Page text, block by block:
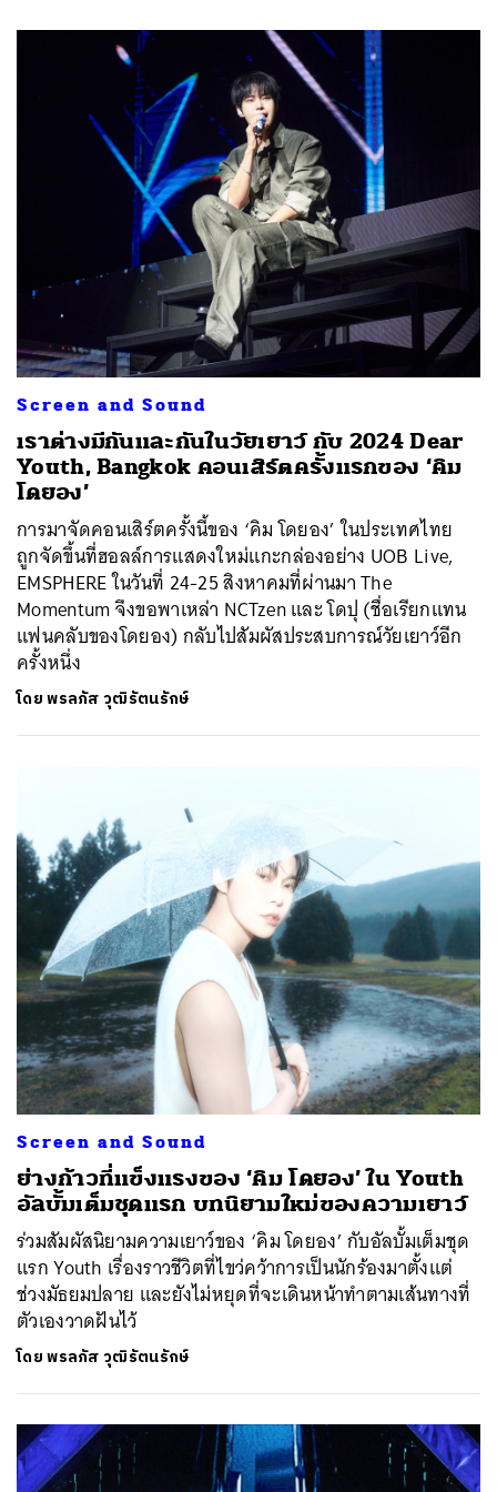
Screen and Sound
เราต่างมีกันและกันในวัยเยาว์ กับ 2024 Dear
Youth, Bangkok คอนเสิร์ตครั้งแรกของ ‘คิม
โดยอง’
การมาจัดคอนเสิร์ตครั้งนี้ของ ‘คิม โดยอง’ ในประเทศไทย
ถูกจัดขึ้นที่ฮอลล์การแสดงใหม่แกะกล่องอย่าง UOB Live,
EMSPHERE ในวันที่ 24-25 สิงหาคมที่ผ่านมา The
Momentum จึงขอพาเหล่า NCTzen และ โดปุ (ชื่อเรียกแทน
แฟนคลับของโดยอง) กลับไปสัมผัสประสบการณ์วัยเยาว์อีก
ครั้งหนึ่ง
โดยพรลภัส วุฒิรัตนรักษ์
Screen and Sound
ย่างก้าวที่แข็งแรงของ ‘คิม โดยอง’ ใน Youth
อัลบั้มเต็มชุดแรก บทนิยามใหม่ของความเยาว์
ร่วมสัมผัสนิยามความเยาว์ของ ‘คิม โดยอง’ กับอัลบั้มเต็มชุด
แรก Youth เรื่องราวชีวิตที่ไขว่คว้าการเป็นนักร้องมาตั้งแต่
ช่วงมัธยมปลาย และยังไม่หยุดที่จะเดินหน้าทำตามเส้นทางที่
ตัวเองวาดฝันไว้
โดยพรลภัส วุฒิรัตนรักษ์